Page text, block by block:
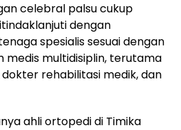
celebral palsu cukup
dengan
spesialis sesuai dengan
medis multidisiplin, terutama
rehabilitasi medik, dan
ahli ortopedi di Timika